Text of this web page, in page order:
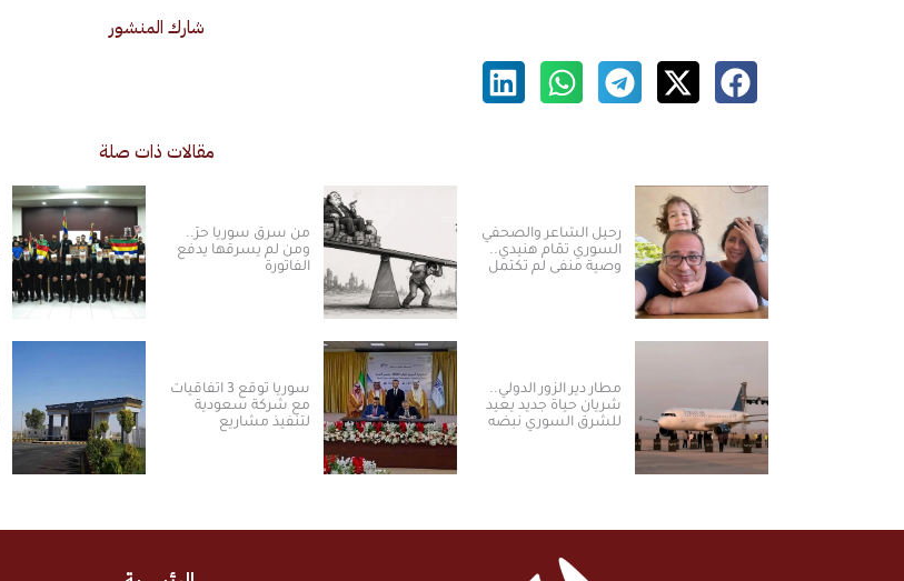
شارك المنشور
مقالات ذات صلة
رحيل الشاعر والصحفي
السوري تمّام هنيدي..
وصية منفى لم تكتمل
من سرق سوريا حرّ..
ومن لم يسرقها يدفع
الفاتورة
مطار دير الزور الدولي..
شريان حياة جديد يعيد
للشرق السوري نبضه
سوريا توقع 3 اتفاقيات
مع شركة سعودية
لتنفيذ مشاريع